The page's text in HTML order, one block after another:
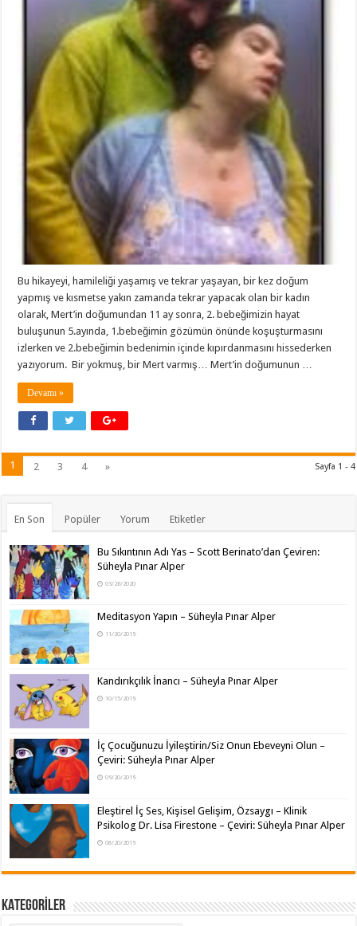
Bu hikayeyi, hamileliği yaşamış ve tekrar yaşayan, bir kez doğum
yapmış ve kısmetse yakın zamanda tekrar yapacak olan bir kadın
olarak, Mert’in doğumundan 11 ay sonra, 2. bebeğimizin hayat
buluşunun 5.ayında, 1.bebeğimin gözümün önünde koşuşturmasını
izlerken ve 2.bebeğimin bedenimin içinde kıpırdanmasını hissederken
yazıyorum. Bir yokmuş, bir Mert varmış… Mert’in doğumunun …
Devamı »
Sayfa 1 - 4
1 2 3 4 »
En Son Popüler Yorum Etiketler
Bu Sıkıntının Adı Yas – Scott Berinato’dan Çeviren:
Süheyla Pınar Alper
03/26/2020
Meditasyon Yapın – Süheyla Pınar Alper
11/30/2019
Kandırıkçılık İnancı – Süheyla Pınar Alper
10/15/2019
İç Çocuğunuzu İyileştirin/Siz Onun Ebeveyni Olun –
Çeviri: Süheyla Pınar Alper
09/20/2019
Eleştirel İç Ses, Kişisel Gelişim, Özsaygı – Klinik
Psikolog Dr. Lisa Firestone – Çeviri: Süheyla Pınar Alper
08/20/2019
KATEGORİLER